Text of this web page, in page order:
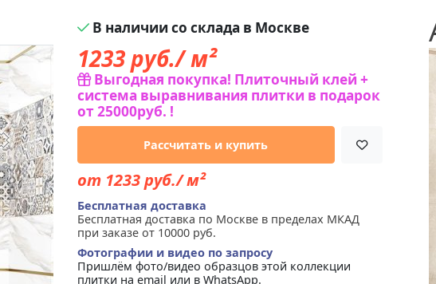
В наличии со склада в Москве
1233руб./ м²
Выгодная покупка! Плиточный клей +
система выравнивания плитки в подарок
от 25000руб. !
Рассчитать и купить
от 1233 руб./ м²
Бесплатная доставка
Бесплатная доставка по Москве в пределах МКАД
при заказе от 10000 руб.
Фотографии и видео по запросу
Пришлём фото/видео образцов этой коллекции
плитки на email или в WhatsApp.